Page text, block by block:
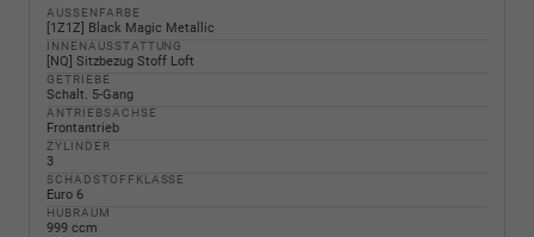
AUSSENFARBE
[1Z1Z] Black Magic Metallic
INNENAUSSTATTUNG
[NQ] Sitzbezug Stoff Loft
GETRIEBE
Schalt. 5-Gang
ANTRIEBSACHSE
Frontantrieb
ZYLINDER
3
SCHADSTOFFKLASSE
Euro 6
HUBRAUM
999 ccm